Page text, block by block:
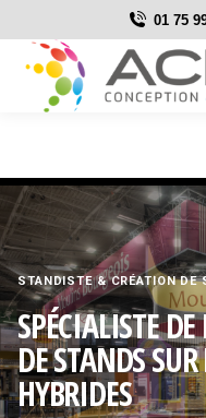
01 75
STANDISTE & CRÉATION DE
SPÉCIALISTE
DE STANDS
HYBRIDES